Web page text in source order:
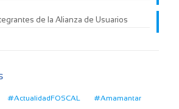
de la Alianza de Usuarios
#ActualidadFOSCAL #Amamantar